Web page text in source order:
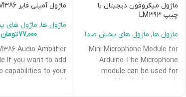
ماژول میکروفون دیجیتال با
چیپ LM393
ماژول ها, ماژول های پخش صدا
Mini Microphone Module for
Arduino The Microphone
module can be used for
sound/audio detection, it
ماژول آمپلی فایر LM386
ماژول ها, ماژول
77,000تومان
Audio Amplifier
If you want to add
capabilities to your
project, you could